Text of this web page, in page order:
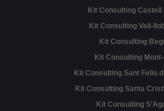
Kit Consulting Castell
Kit Consulting Vall-
Kit Consulting
Kit Consulting
Kit Consulting Sant Feliu
Kit Consulting Santa
Kit Consulting